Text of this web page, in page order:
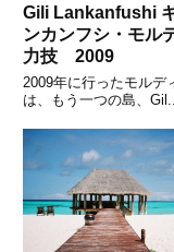
Gili Lankanfushi
ンカンフシ・モル
力技 2009
2009年に行ったモルデ
は、もう一つの島、Gil...